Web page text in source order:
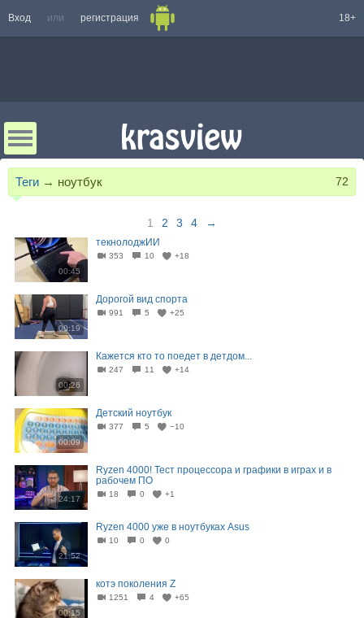
Вход или регистрация 18+
Теги → ноутбук 72
1 2 3 4 →
00:45
текнолоджИИ
353 10 +18
00:19
Дорогой вид спорта
991 5 +25
00:26
Кажется кто то поедет в детдом...
247 11 +14
00:09
Детский ноутбук
377 5 −10
24:17
Ryzen 4000! Тест процессора и графики в играх и в
рабочем ПО
18 0 +1
21:52
Ryzen 4000 уже в ноутбуках Asus
10 0 0
00:15
котэ поколения Z
1251 4 +65